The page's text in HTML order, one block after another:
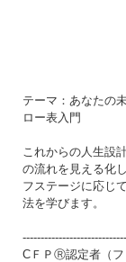
テーマ：あなたの
ロー表入門
これからの人生設
の流れを見える化
フステージに応じ
法を学びます。
CＦＰⓇ認定者（フ